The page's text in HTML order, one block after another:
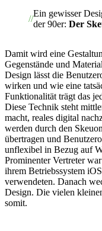
Ein gewisser
der 90er: Der
Damit wird eine
Gegenstände und
Design lässt die
wirken und wie eine
Funktionalität trägt das
Diese Technik steht
macht, reales digital
werden durch den
übertragen und
unflexibel in Bezug auf
Prominenter Vertreter
ihrem Betriebssystem
verwendeten. Danach
Design. Die vielen
somit.